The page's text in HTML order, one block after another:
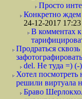
Просто
Конкретно
24-12-2017 17:23
В комментах
Продраться
del. Не туда =) (-)
Хотел
решили виртуала
Браво